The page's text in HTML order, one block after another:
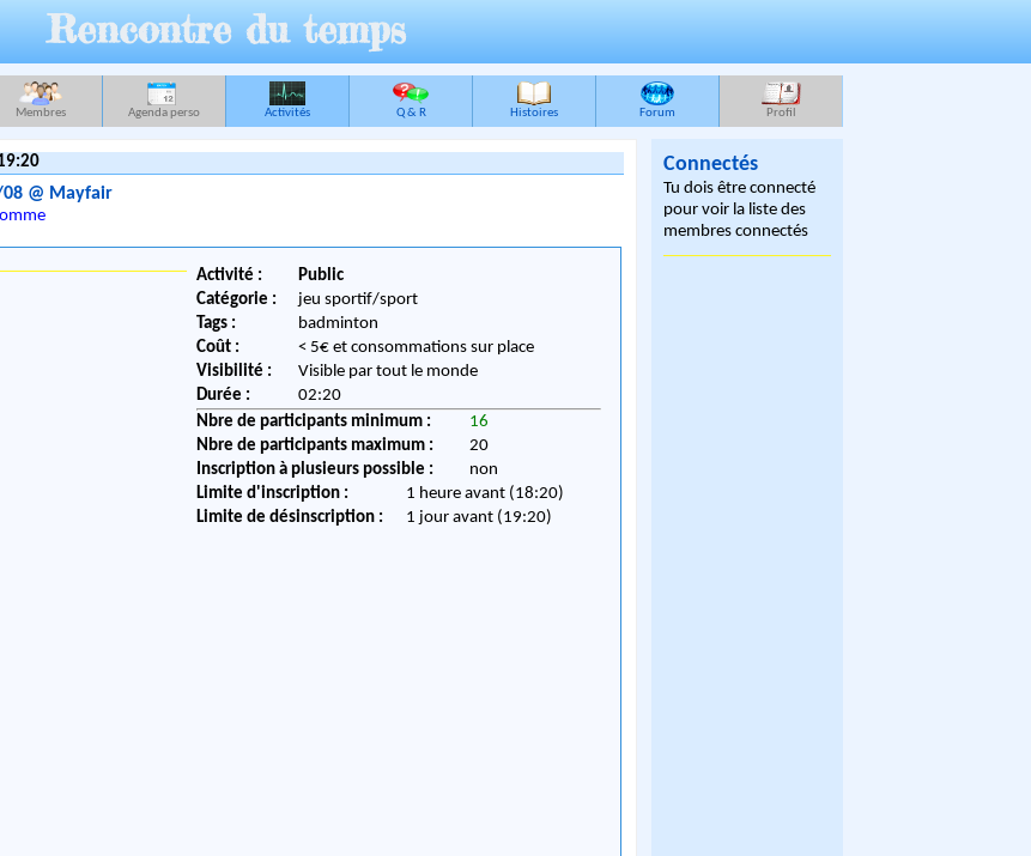
Rencontre du temps
Membres Agenda perso Activités Q & R Histoires Forum Profil
@ Mayfair
Activité :
Public
Catégorie :
jeu sportif/sport
Tags :
badminton
Coût :
< 5€ et consommations sur place
Visibilité :
Visible par tout le monde
Durée :
02:20
Nbre de participants minimum :
16
Nbre de participants maximum :
20
Inscription à plusieurs possible :
non
Limite d'inscription :
1 heure avant (18:20)
Limite de désinscription :
1 jour avant (19:20)
Connectés
Tu dois être connecté
pour voir la liste des
membres connectés